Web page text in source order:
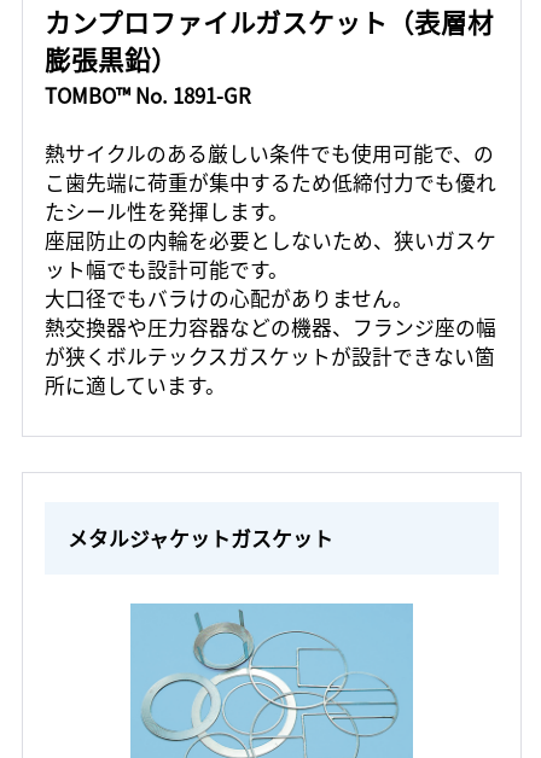
カンプロファイルガスケット（表層材
膨張黒鉛）
TOMBO™ No. 1891-GR
熱サイクルのある厳しい条件でも使用可能で、の
こ歯先端に荷重が集中するため低締付力でも優れ
たシール性を発揮します。
座屈防止の内輪を必要としないため、狭いガスケ
ット幅でも設計可能です。
大口径でもバラけの心配がありません。
熱交換器や圧力容器などの機器、フランジ座の幅
が狭くボルテックスガスケットが設計できない箇
所に適しています。
メタルジャケットガスケット